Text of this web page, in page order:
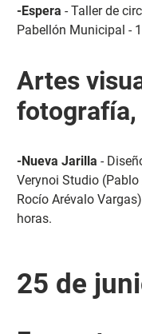
-Espera - Taller de
Pabellón Municipal -
Artes
fotografía,
-Nueva Jarilla -
Verynoi Studio
Rocío Arévalo
horas.
25 de